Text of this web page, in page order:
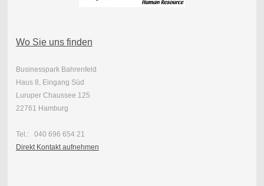
Wo Sie uns finden
Businesspark Bahrenfeld
Haus 8, Eingang Süd
Luruper Chaussee 125
22761 Hamburg
Tel.: 040 696 654 21
Direkt Kontakt aufnehmen